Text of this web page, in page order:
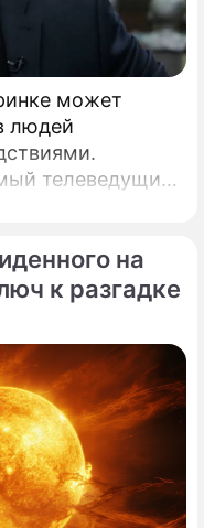
может
людей
телеведущий
обратил
буквальнона
к разгадке